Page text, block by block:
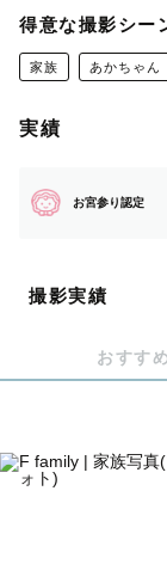
ね！これ懐かし
撮影初めてで緊
▷撮影地域
東京・神奈川・
▶︎撮影までの打
お電話やZOOM
得意な撮影シー
家族 あかちゃん
実績
お宮参り認定
撮影実績
おすす